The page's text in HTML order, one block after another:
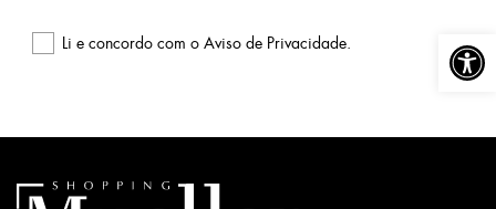
Abrir
Li e concordo com o Aviso de Privacidade.
empty.